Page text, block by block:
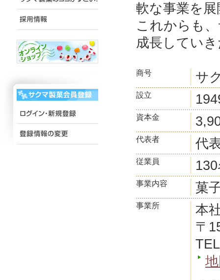
軟な事業を
これからも
成長してい
商号 サ
設立
資本金
代表者 代
従業員
事業内容 菓
事業所
本
〒